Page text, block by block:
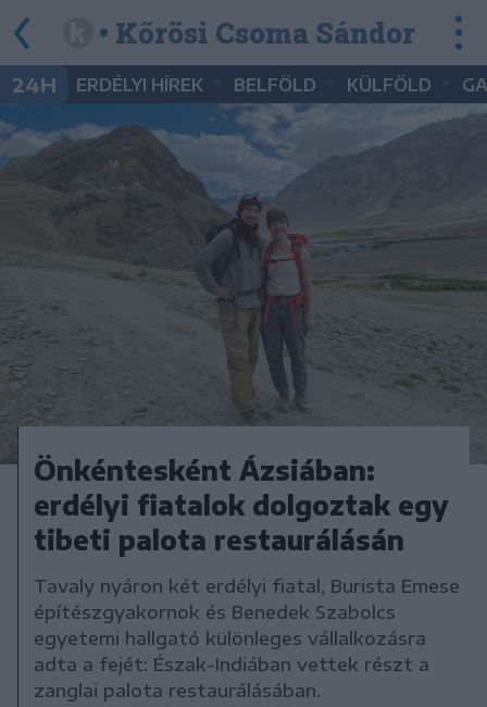
• Kőrösi Csoma Sándor
24H ERDÉLYI HÍREK BELFÖLD KÜLFÖLD
Önkéntesként Ázsiában:
erdélyi fiatalok dolgoztak egy
tibeti palota restaurálásán
Tavaly nyáron két erdélyi fiatal, Burista Emese
építészgyakornok és Benedek Szabolcs
egyetemi hallgató különleges vállalkozásra
adta a fejét: Észak-Indiában vettek részt a
zanglai palota restaurálásában.